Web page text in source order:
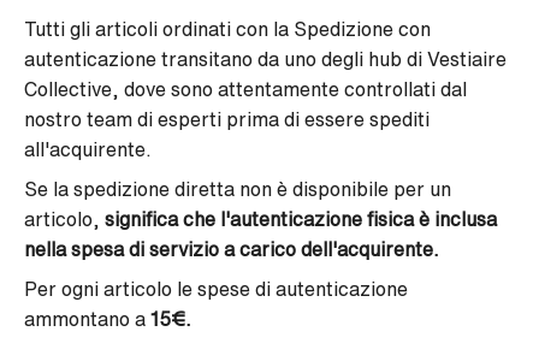
Tutti gli articoli ordinati con la Spedizione con
autenticazione transitano da uno degli hub di Vestiaire
Collective, dove sono attentamente controllati dal
nostro team di esperti prima di essere spediti
all'acquirente.
Se la spedizione diretta non è disponibile per un
articolo, significa che l'autenticazione fisica è inclusa
nella spesa di servizio a carico dell'acquirente.
Per ogni articolo le spese di autenticazione
ammontano a 15€.